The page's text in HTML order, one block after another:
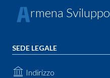
rmena Sviluppo
SEDE LEGALE
Indirizzo